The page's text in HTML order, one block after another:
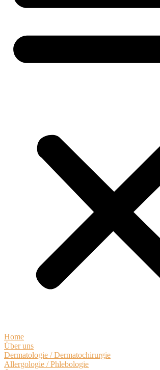
Home
Über uns
Dermatologie / Dermatochirurgie
Allergologie / Phlebologie